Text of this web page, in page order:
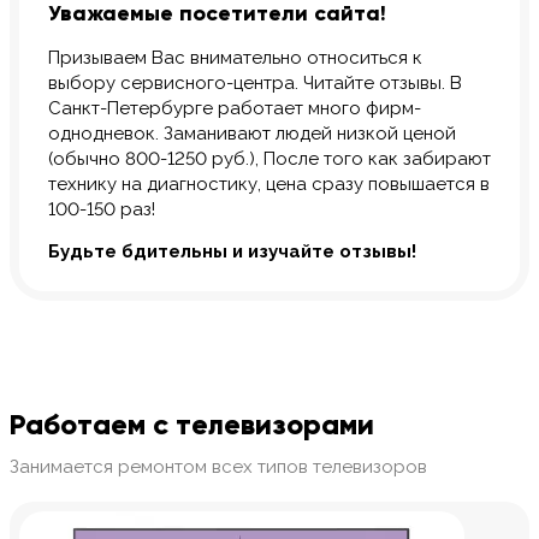
Уважаемые посетители сайта!
Призываем Вас внимательно относиться к
выбору сервисного-центра. Читайте отзывы. В
Санкт-Петербурге работает много фирм-
однодневок. Заманивают людей низкой ценой
(обычно 800-1250 руб.), После того как забирают
технику на диагностику, цена сразу повышается в
100-150 раз!
Будьте бдительны и изучайте отзывы!
Работаем с телевизорами
Занимается ремонтом всех типов телевизоров